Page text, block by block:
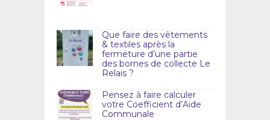
Que faire des vêtements
& textiles après la
fermeture d’une partie
des bornes de collecte Le
Relais ?
Pensez à faire calculer
votre Coefficient d’Aide
Communale